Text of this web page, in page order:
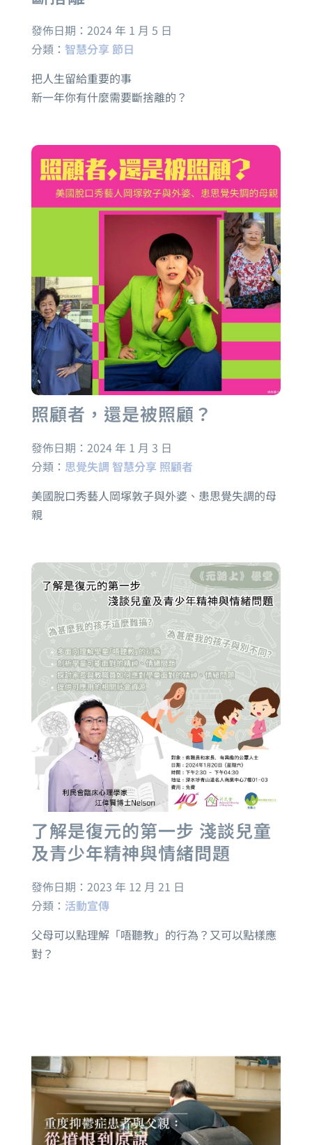
發佈日期： 2024 年 1 月 5 日
分類： 智慧分享 節日
把人生留給重要的事
新一年你有什麼需要斷捨離的？
照顧者，還是被照顧？
發佈日期： 2024 年 1 月 3 日
分類： 思覺失調 智慧分享 照顧者
美國脫口秀藝人岡塚敦子與外婆、患思覺失調的母
親
了解是復元的第一步 淺談兒童
及青少年精神與情緒問題
發佈日期： 2023 年 12 月 21 日
分類： 活動宣傳
父母可以點理解「唔聽教」的行為？又可以點樣應
對？